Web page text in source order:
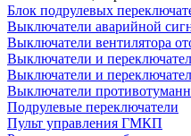
Блок подрулевых
Выключатели аварийной
Выключатели вентилятора
Выключатели и
Выключатели и
Выключатели
Подрулевые переключатели
Пульт управления ГМКП